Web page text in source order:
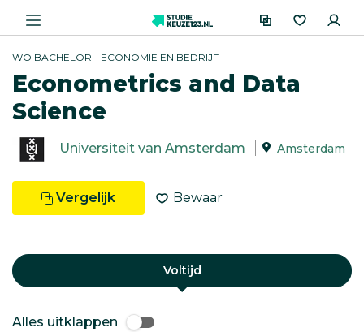
WO BACHELOR - ECONOMIE EN BEDRIJF
Econometrics and Data
Science
Universiteit van Amsterdam Amsterdam
Vergelijk Bewaar
Voltijd
Alles uitklappen